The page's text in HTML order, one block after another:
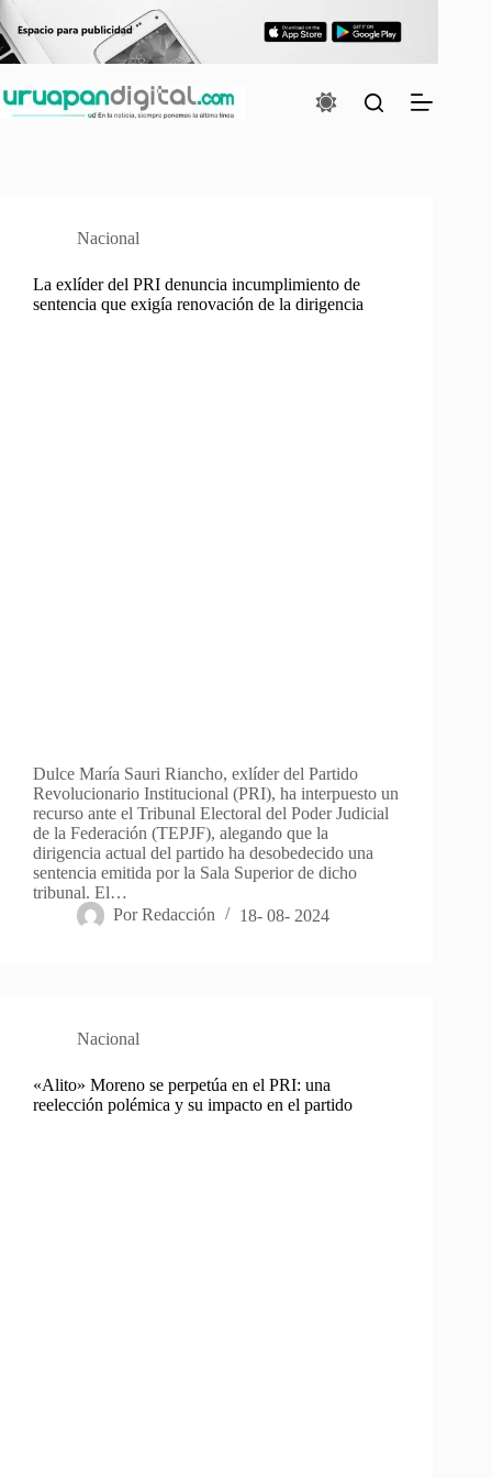
al
contenido
Nacional
La exlíder del PRI denuncia incumplimiento de
sentencia que exigía renovación de la dirigencia
Dulce María Sauri Riancho, exlíder del Partido
Revolucionario Institucional (PRI), ha interpuesto un
recurso ante el Tribunal Electoral del Poder Judicial
de la Federación (TEPJF), alegando que la
dirigencia actual del partido ha desobedecido una
sentencia emitida por la Sala Superior de dicho
tribunal. El…
Por Redacción 18- 08- 2024
Nacional
«Alito» Moreno se perpetúa en el PRI: una
reelección polémica y su impacto en el partido